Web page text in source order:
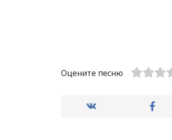
Оцените песню